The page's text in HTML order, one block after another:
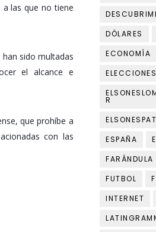
a las que no tiene
sido multadas
el alcance e
que prohíbe a
con las
DÓLARES
ECONOMÍA
R
ESPAÑA
FUTBOL
INTERNET